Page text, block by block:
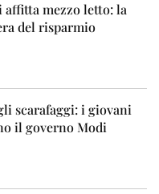
affitta mezzo letto: la
del risparmio
scarafaggi: i giovani
il governo Modi